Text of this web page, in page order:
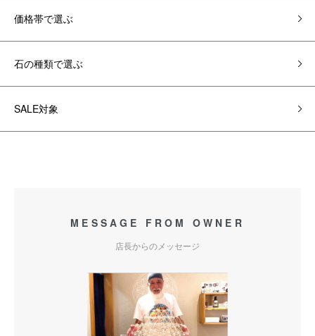
価格帯で選ぶ
石の種類で選ぶ
SALE対象
MESSAGE FROM OWNER
店長からのメッセージ